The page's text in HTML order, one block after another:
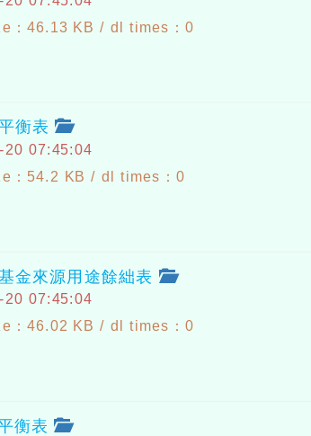
：46.13 KB / dl times：0
衡表
20 07:45:04
：54.2 KB / dl times：0
金來源用途餘絀表
20 07:45:04
：46.02 KB / dl times：0
衡表